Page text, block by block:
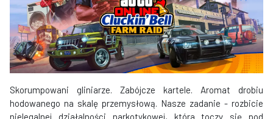
Skorumpowani gliniarze. Zabójcze kartele. Aromat drobiu
hodowanego na skalę przemysłową. Nasze zadanie - rozbicie
nielegalnej działalności narkotykowej, która toczy się pod